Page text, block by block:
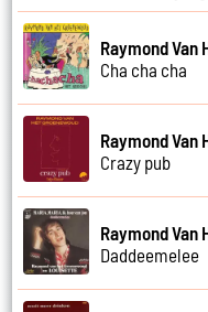
Raymond Van
Cha cha cha
Raymond Van
Crazy pub
Raymond Van
Daddeemelee